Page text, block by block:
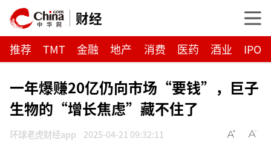
财经
推荐 TMT 金融 地产 消费 医药 酒业 IPO
一年爆赚20亿仍向市场“要钱”，巨子
生物的“增长焦虑”藏不住了
环球老虎财经app 2025-04-21 09:32:11